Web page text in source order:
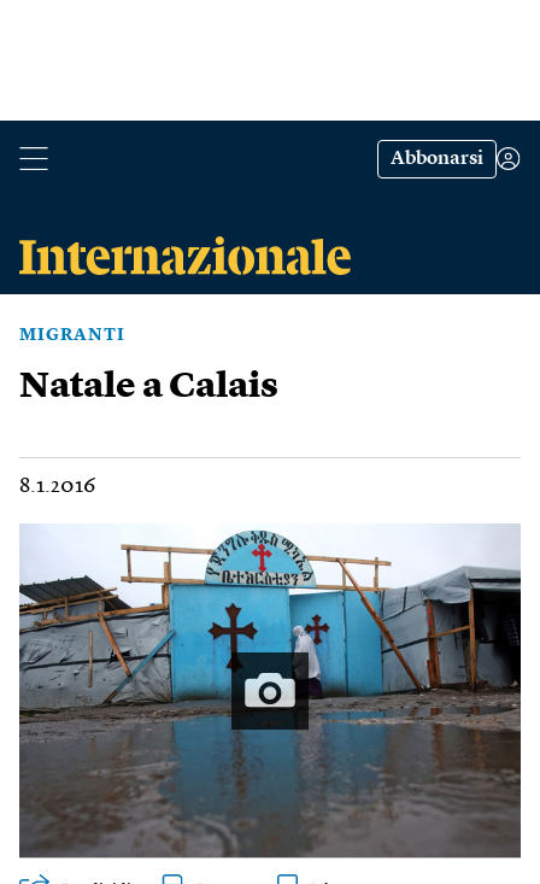
Abbonarsi
MIGRANTI
Natale a Calais
8.1.2016